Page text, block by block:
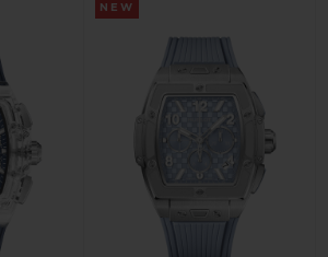
NEW